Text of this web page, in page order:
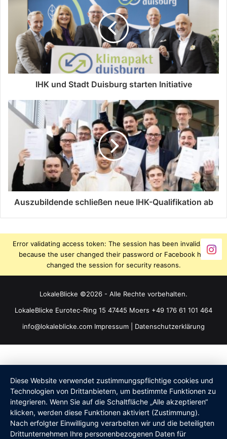
IHK und Stadt Duisburg starten Initiative
Auszubildende schließen neue IHK-Qualifikation ab
Error validating access token: The session has been invalidated
because the user changed their password or Facebook has
changed the session for security reasons.
LokaleBlicke ©2026 - Alle Rechte vorbehalten.
LokaleBlicke Eurotec-Ring 15 47445 Moers +49 176 61 101 464
info@lokaleblicke.com Impressum Datenschutzerklärung
Diese Website verwendet zustimmungspflichtige cookies und
Technologien von Drittanbietern, um bestimmte Funktionen zu
integrieren. Wenn Sie auf die Schaltfläche „Alle akzeptieren“
klicken, werden diese Funktionen aktiviert (Zustimmung).
Nach erfolgter Einwilligung verarbeiten wir und die beteiligten
Drittunternehmen Ihre personenbezogenen Daten für